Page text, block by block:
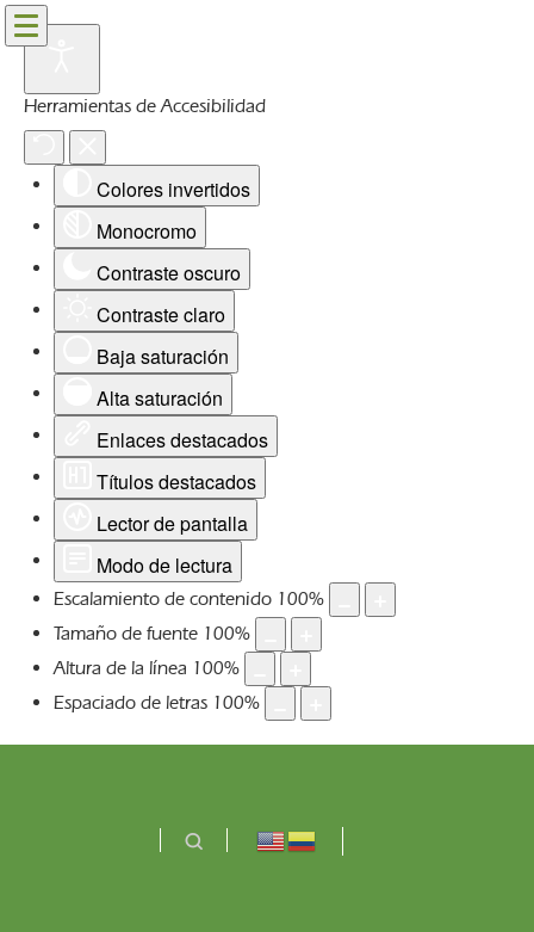
Herramientas de Accesibilidad
Colores invertidos
Monocromo
Contraste oscuro
Contraste claro
Baja saturación
Alta saturación
Enlaces destacados
Títulos destacados
Lector de pantalla
Modo de lectura
Escalamiento de contenido 100%
Tamaño de fuente 100%
Altura de la línea 100%
Espaciado de letras 100%